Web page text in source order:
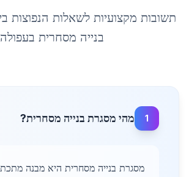
תשובות מקצועיות לשאלות הנפוצות
בנייה מסחרית בעפולה
1 מהי מסגרת בנייה מסחרית?
מסגרת בנייה מסחרית היא מבנה